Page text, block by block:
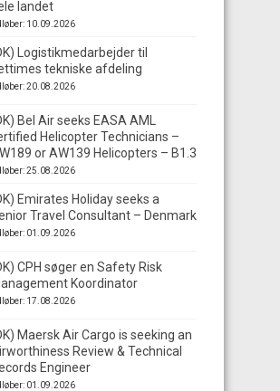
landet
10.09.2026
Logistikmedarbejder til
tekniske afdeling
20.08.2026
Bel Air seeks EASA AML
Helicopter Technicians –
or AW139 Helicopters – B1.3
25.08.2026
Emirates Holiday seeks a
Travel Consultant – Denmark
01.09.2026
CPH søger en Safety Risk
Koordinator
17.08.2026
Maersk Air Cargo is seeking an
Review & Technical
Engineer
01.09.2026